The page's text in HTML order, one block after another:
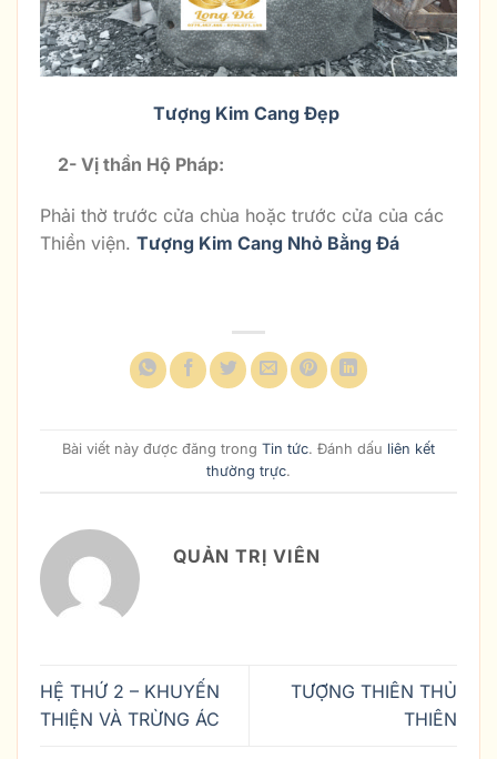
Tượng Kim Cang Đẹp
2- Vị thần Hộ Pháp:
Phải thờ trước cửa chùa hoặc trước cửa của các
Thiền viện. Tượng Kim Cang Nhỏ Bằng Đá
Bài viết này được đăng trong Tin tức. Đánh dấu liên kết
thường trực.
QUẢN TRỊ VIÊN
HỆ THỨ 2 – KHUYẾN
THIỆN VÀ TRỪNG ÁC
TƯỢNG THIÊN THỦ
THIÊN